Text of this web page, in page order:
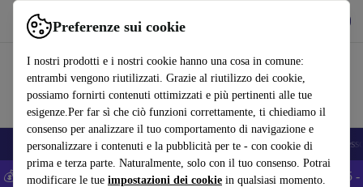
Preferenze sui cookie
I nostri prodotti e i nostri cookie hanno una cosa in comune:
entrambi vengono riutilizzati. Grazie al riutilizzo dei cookie,
possiamo fornirti contenuti ottimizzati e più pertinenti alle tue
esigenze.Per far sì che ciò funzioni correttamente, ti chiediamo il
consenso per analizzare il tuo comportamento di navigazione e
personalizzare i contenuti e la pubblicità per te - con cookie di
prima e terza parte. Naturalmente, solo con il tuo consenso. Potrai
modificare le tue impostazioni dei cookie in qualsiasi momento.
Usa refurbed in modo rapido e semplice
🎒 Back to school Smartphone Portatili Tablet Smartwatch
💰 Extra -5% su tutti gli smartphone Android - Codice: ANDROID5 -